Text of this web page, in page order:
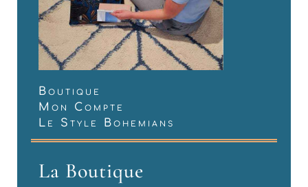
Boutique
Mon Compte
Le Style Bohemians
La Boutique